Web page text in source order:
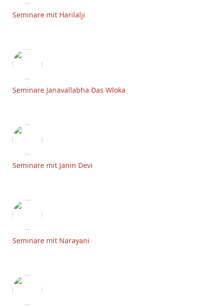
Seminare mit Harilalji
Seminare Janavallabha Das Wloka
Seminare mit Janin Devi
Seminare mit Narayani